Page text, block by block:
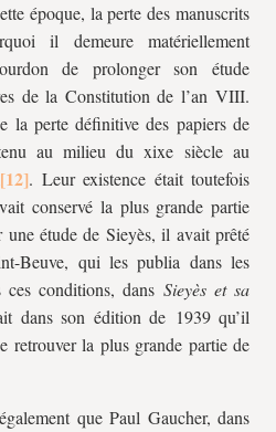
époque, la perte des manuscrits
il demeure matériellement
de prolonger son étude
de la Constitution de l’an VIII.
la perte définitive des papiers de
au milieu duxixe siècle au
. Leur existence était toutefois
conservé la plus grande partie
une étude de Sieyès, il avait prêté
Beuve, qui les publia dans les
ces conditions, dans Sieyès et sa
dans son édition de 1939 qu’il
retrouver la plus grande partie de
que Paul Gaucher, dans